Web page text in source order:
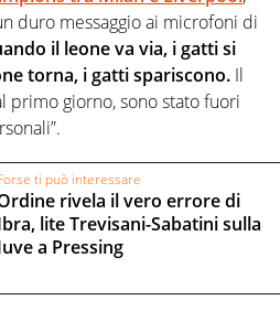
duro messaggio ai microfoni di
il leone va via, i gatti si
torna, i gatti spariscono. Il
primo giorno, sono stato fuori
ti può interessare
rivela il vero errore di
lite Trevisani-Sabatini sulla
a Pressing